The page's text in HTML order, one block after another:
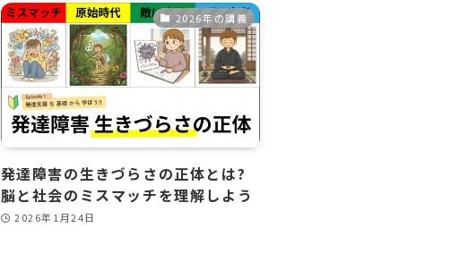
2026年の講義
発達障害の生きづらさの正体とは?
脳と社会のミスマッチを理解しよう
2026年1月24日